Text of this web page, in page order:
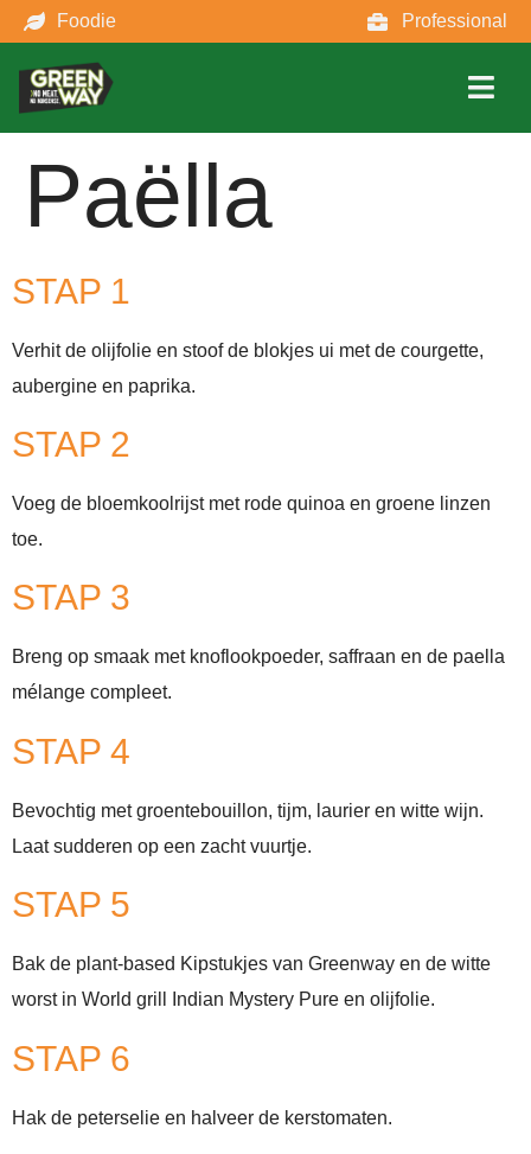
Foodie Professional
Paëlla
STAP 1
Verhit de olijfolie en stoof de blokjes ui met de courgette,
aubergine en paprika.
STAP 2
Voeg de bloemkoolrijst met rode quinoa en groene linzen
toe.
STAP 3
Breng op smaak met knoflookpoeder, saffraan en de paella
mélange compleet.
STAP 4
Bevochtig met groentebouillon, tijm, laurier en witte wijn.
Laat sudderen op een zacht vuurtje.
STAP 5
Bak de plant-based Kipstukjes van Greenway en de witte
worst in World grill Indian Mystery Pure en olijfolie.
STAP 6
Hak de peterselie en halveer de kerstomaten.